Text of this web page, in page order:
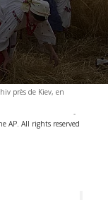
près de Kiev, en
-
AP. All rights reserved